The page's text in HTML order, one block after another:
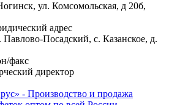
ул. Комсомольская, д 20б,
адрес
Павлово-Посадский, с. Казанское, д.
факс
директор
- Производство и продажа